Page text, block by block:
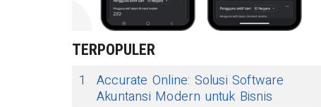
TERPOPULER
1
Accurate Online: Solusi Software
Akuntansi Modern untuk Bisnis